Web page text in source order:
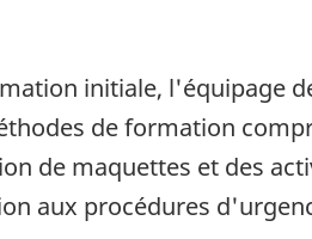
initiale, l'équipage
de formation
de maquettes et des
aux procédures